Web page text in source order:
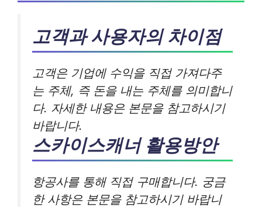
고객과 사용자의 차이점
고객은 기업에 수익을 직접 가져다주
는 주체, 즉 돈을 내는 주체를 의미합니
다. 자세한 내용은 본문을 참고하시기
바랍니다.
스카이스캐너 활용방안
항공사를 통해 직접 구매합니다. 궁금
한 사항은 본문을 참고하시기 바랍니